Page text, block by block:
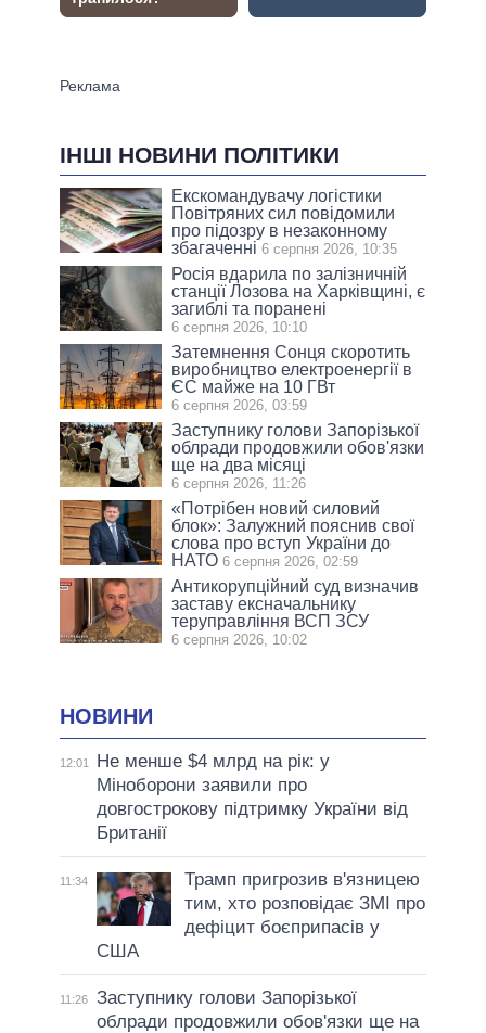
ІНШІ НОВИНИ ПОЛІТИКИ
Екскомандувачу логістики
Повітряних сил повідомили
про підозру в незаконному
збагаченні 6 серпня 2026, 10:35
Росія вдарила по залізничній
станції Лозова на Харківщині, є
загиблі та поранені
6 серпня 2026, 10:10
Затемнення Сонця скоротить
виробництво електроенергії в
ЄС майже на 10 ГВт
6 серпня 2026, 03:59
Заступнику голови Запорізької
облради продовжили обов'язки
ще на два місяці
6 серпня 2026, 11:26
«Потрібен новий силовий
блок»: Залужний пояснив свої
слова про вступ України до
НАТО 6 серпня 2026, 02:59
Антикорупційний суд визначив
заставу ексначальнику
теруправління ВСП ЗСУ
6 серпня 2026, 10:02
НОВИНИ
12:01
Не менше $4 млрд на рік: у
Міноборони заявили про
довгострокову підтримку України від
Британії
11:34
Трамп пригрозив в'язницею
тим, хто розповідає ЗМІ про
дефіцит боєприпасів у
США
11:26
Заступнику голови Запорізької
облради продовжили обов'язки ще на